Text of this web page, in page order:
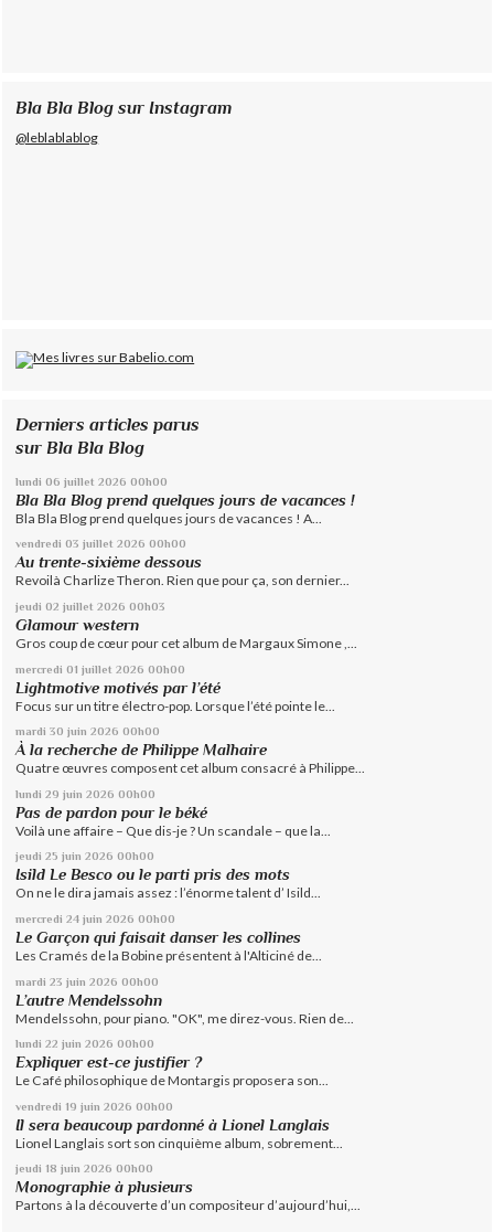
Bla Bla Blog sur Instagram
@leblablablog
Derniers articles parus
sur Bla Bla Blog
lundi 06 juillet 2026 00h00
Bla Bla Blog prend quelques jours de vacances !
Bla Bla Blog prend quelques jours de vacances ! A...
vendredi 03 juillet 2026 00h00
Au trente-sixième dessous
Revoilà Charlize Theron. Rien que pour ça, son dernier...
jeudi 02 juillet 2026 00h03
Glamour western
Gros coup de cœur pour cet album de Margaux Simone ,...
mercredi 01 juillet 2026 00h00
Lightmotive motivés par l’été
Focus sur un titre électro-pop. Lorsque l’été pointe le...
mardi 30 juin 2026 00h00
À la recherche de Philippe Malhaire
Quatre œuvres composent cet album consacré à Philippe...
lundi 29 juin 2026 00h00
Pas de pardon pour le béké
Voilà une affaire – Que dis-je ? Un scandale – que la...
jeudi 25 juin 2026 00h00
Isild Le Besco ou le parti pris des mots
On ne le dira jamais assez : l’énorme talent d’ Isild...
mercredi 24 juin 2026 00h00
Le Garçon qui faisait danser les collines
Les Cramés de la Bobine présentent à l'Alticiné de...
mardi 23 juin 2026 00h00
L’autre Mendelssohn
Mendelssohn, pour piano. "OK", me direz-vous. Rien de...
lundi 22 juin 2026 00h00
Expliquer est-ce justifier ?
Le Café philosophique de Montargis proposera son...
vendredi 19 juin 2026 00h00
Il sera beaucoup pardonné à Lionel Langlais
Lionel Langlais sort son cinquième album, sobrement...
jeudi 18 juin 2026 00h00
Monographie à plusieurs
Partons à la découverte d’un compositeur d’aujourd’hui,...